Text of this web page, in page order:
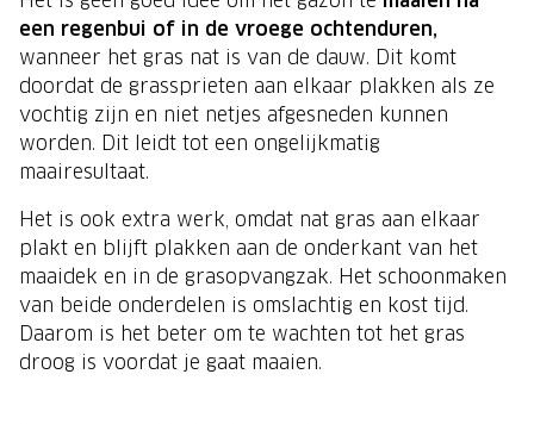
een regenbui of in de vroege ochtenduren,
wanneer het gras nat is van de dauw. Dit komt
doordat de grassprieten aan elkaar plakken als ze
vochtig zijn en niet netjes afgesneden kunnen
worden. Dit leidt tot een ongelijkmatig
maairesultaat.
Het is ook extra werk, omdat nat gras aan elkaar
plakt en blijft plakken aan de onderkant van het
maaidek en in de grasopvangzak. Het schoonmaken
van beide onderdelen is omslachtig en kost tijd.
Daarom is het beter om te wachten tot het gras
droog is voordat je gaat maaien.